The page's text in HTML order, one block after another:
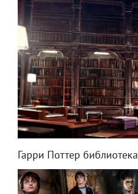
Гарри Поттер библиотека